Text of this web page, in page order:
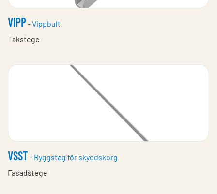
VIPP- Vippbult
Takstege
VSST- Ryggstag för skyddskorg
Fasadstege